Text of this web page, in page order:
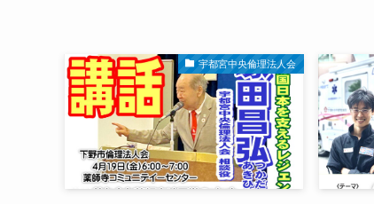
宇都宮中央倫理法人会